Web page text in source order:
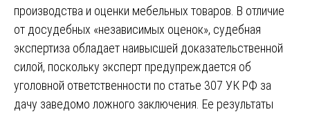
производства и оценки мебельных товаров. В отличие
от досудебных «независимых оценок», судебная
экспертиза обладает наивысшей доказательственной
силой, поскольку эксперт предупреждается об
уголовной ответственности по статье 307 УК РФ за
дачу заведомо ложного заключения. Ее результаты